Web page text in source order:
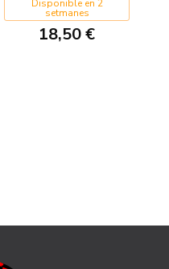
Disponible en 2
setmanes
18,50 €